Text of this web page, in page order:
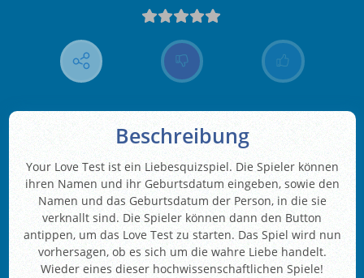
Beschreibung
Your Love Test ist ein Liebesquizspiel. Die Spieler können
ihren Namen und ihr Geburtsdatum eingeben, sowie den
Namen und das Geburtsdatum der Person, in die sie
verknallt sind. Die Spieler können dann den Button
antippen, um das Love Test zu starten. Das Spiel wird nun
vorhersagen, ob es sich um die wahre Liebe handelt.
Wieder eines dieser hochwissenschaftlichen Spiele!